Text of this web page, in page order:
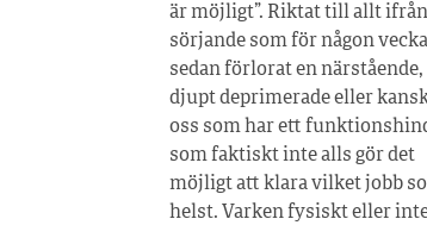
är möjligt”. Riktat till allt ifrån
sörjande som för någon vecka
sedan förlorat en närstående,
djupt deprimerade eller
oss som har ett
som faktiskt inte alls gör det
möjligt att klara vilket jobb
helst. Varken fysiskt eller